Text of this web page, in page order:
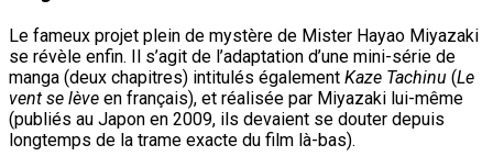
Le fameux projet plein de mystère de Mister Hayao Miyazaki
se révèle enfin. Il s’agit de l’adaptation d’une mini-série de
manga (deux chapitres) intitulés également Kaze Tachinu (Le
vent se lève en français), et réalisée par Miyazaki lui-même
(publiés au Japon en 2009, ils devaient se douter depuis
longtemps de la trame exacte du film là-bas).